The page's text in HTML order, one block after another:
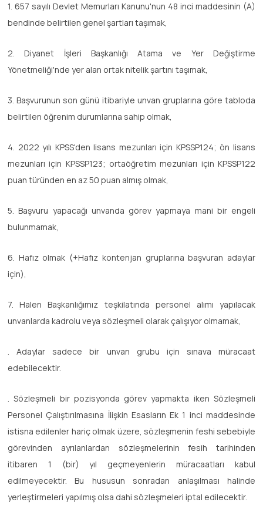
1. 657 sayılı Devlet Memurları Kanunu'nun 48 inci maddesinin (A)
bendinde belirtilen genel şartları taşımak,
2. Diyanet İşleri Başkanlığı Atama ve Yer Değiştirme
Yönetmeliği'nde yer alan ortak nitelik şartını taşımak,
3. Başvurunun son günü itibariyle unvan gruplarına göre tabloda
belirtilen öğrenim durumlarına sahip olmak,
4. 2022 yılı KPSS'den lisans mezunları için KPSSP124; ön lisans
mezunları için KPSSP123; ortaöğretim mezunları için KPSSP122
puan türünden en az 50 puan almış olmak,
5. Başvuru yapacağı unvanda görev yapmaya mani bir engeli
bulunmamak,
6. Hafız olmak (+Hafız kontenjan gruplarına başvuran adaylar
için),
7. Halen Başkanlığımız teşkilatında personel alımı yapılacak
unvanlarda kadrolu veya sözleşmeli olarak çalışıyor olmamak,
. Adaylar sadece bir unvan grubu için sınava müracaat
edebilecektir.
. Sözleşmeli bir pozisyonda görev yapmakta iken Sözleşmeli
Personel Çalıştırılmasına İlişkin Esasların Ek 1 inci maddesinde
istisna edilenler hariç olmak üzere, sözleşmenin feshi sebebiyle
görevinden ayrılanlardan sözleşmelerinin fesih tarihinden
itibaren 1 (bir) yıl geçmeyenlerin müracaatları kabul
edilmeyecektir. Bu hususun sonradan anlaşılması halinde
yerleştirmeleri yapılmış olsa dahi sözleşmeleri iptal edilecektir.